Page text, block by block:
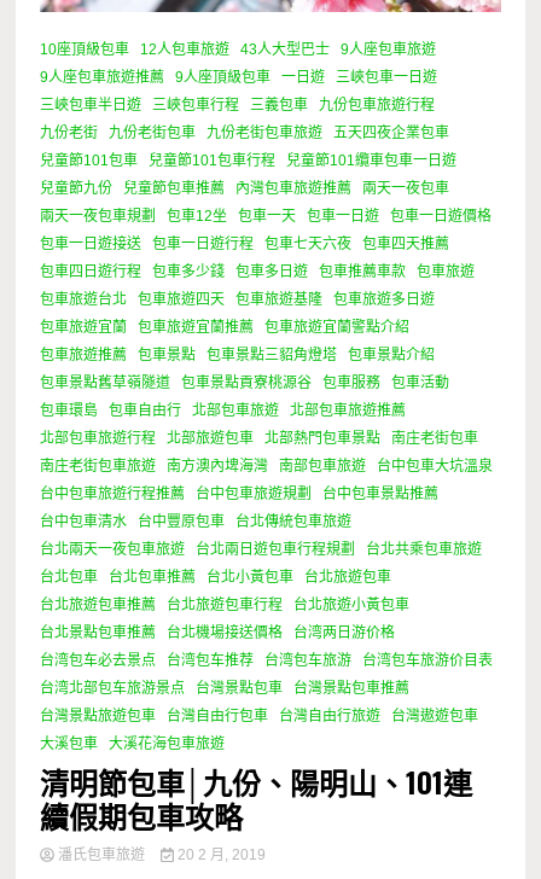
10座頂級包車 12人包車旅遊 43人大型巴士
9人座包車旅遊
9人座包車旅遊推薦
9人座頂級包車 一日遊
三峽包車一日遊
三峽包車半日遊
三峽包車行程 三義包車
九份包車旅遊行程
九份老街
九份老街包車 九份老街包車旅遊
五天四夜企業包車
兒童節101包車
兒童節101包車行程
兒童節101纜車包車一日遊
兒童節九份
兒童節包車推薦 內灣包車旅遊推薦
兩天一夜包車
兩天一夜包車規劃
包車12坐 包車一天 包車一日遊
包車一日遊價格
包車一日遊接送
包車一日遊行程 包車七天六夜
包車四天推薦
包車四日遊行程
包車多少錢 包車多日遊 包車推薦車款
包車旅遊
包車旅遊台北
包車旅遊四天 包車旅遊基隆
包車旅遊多日遊
包車旅遊宜蘭
包車旅遊宜蘭推薦
包車旅遊宜蘭警點介紹
包車旅遊推薦
包車景點 包車景點三貂角燈塔
包車景點介紹
包車景點舊草嶺隧道
包車景點貢寮桃源谷 包車服務
包車活動
包車環島
包車自由行 北部包車旅遊
北部包車旅遊推薦
北部包車旅遊行程
北部旅遊包車 北部熱門包車景點
南庄老街包車
南庄老街包車旅遊
南方澳內埤海灣 南部包車旅遊
台中包車大坑溫泉
台中包車旅遊行程推薦
台中包車旅遊規劃
台中包車景點推薦
台中包車清水
台中豐原包車
台北傳統包車旅遊
台北兩天一夜包車旅遊
台北兩日遊包車行程規劃
台北共乘包車旅遊
台北包車
台北包車推薦 台北小黃包車
台北旅遊包車
台北旅遊包車推薦
台北旅遊包車行程
台北旅遊小黃包車
台北景點包車推薦
台北機場接送價格
台湾两日游价格
台湾包车必去景点
台湾包车推荐 台湾包车旅游
台湾包车旅游价目表
台湾北部包车旅游景点
台灣景點包車
台灣景點包車推薦
台灣景點旅遊包車
台灣自由行包車 台灣自由行旅遊
台灣遨遊包車
大溪包車
大溪花海包車旅遊
清明節包車│九份、陽明山、101連
續假期包車攻略
潘氏包車旅遊 20 2 月, 2019